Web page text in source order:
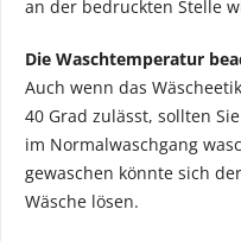
an der bedruckten Stelle
Die Waschtemperatur
Auch wenn das
40 Grad zulässt, sollten
im Normalwaschgang
gewaschen könnte sich
Wäsche lösen.